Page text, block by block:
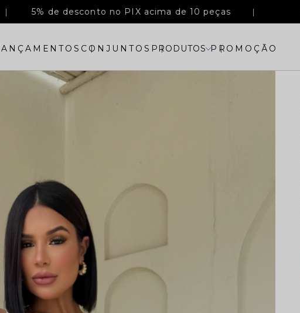
5% de desconto no PIX acima de 10 peças
CONJUNTOS PRODUTOS PROMOÇÃO